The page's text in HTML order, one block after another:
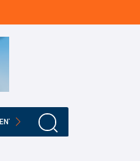
ENTRETENIMIENTO